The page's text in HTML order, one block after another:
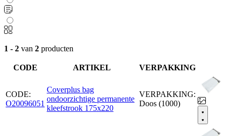
1 - 2 van 2 producten
CODE ARTIKEL VERPAKKING
CODE:
O20096051
Coverplus bag
ondoorzichtige permanente
kleefstrook 175x220
VERPAKKING:
Doos (1000)